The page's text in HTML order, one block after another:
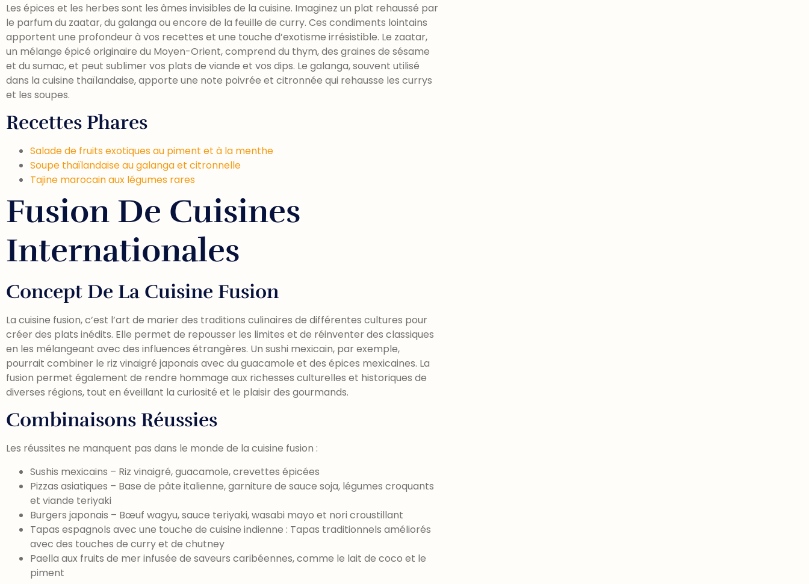
Les épices et les herbes sont les âmes invisibles de la cuisine. Imaginez un plat rehaussé par
le parfum du zaatar, du galanga ou encore de la feuille de curry. Ces condiments lointains
apportent une profondeur à vos recettes et une touche d’exotisme irrésistible. Le zaatar,
un mélange épicé originaire du Moyen-Orient, comprend du thym, des graines de sésame
et du sumac, et peut sublimer vos plats de viande et vos dips. Le galanga, souvent utilisé
dans la cuisine thaïlandaise, apporte une note poivrée et citronnée qui rehausse les currys
et les soupes.
Recettes Phares
Salade de fruits exotiques au piment et à la menthe
Soupe thaïlandaise au galanga et citronnelle
Tajine marocain aux légumes rares
Fusion De Cuisines
Internationales
Concept De La Cuisine Fusion
La cuisine fusion, c’est l’art de marier des traditions culinaires de différentes cultures pour
créer des plats inédits. Elle permet de repousser les limites et de réinventer des classiques
en les mélangeant avec des influences étrangères. Un sushi mexicain, par exemple,
pourrait combiner le riz vinaigré japonais avec du guacamole et des épices mexicaines. La
fusion permet également de rendre hommage aux richesses culturelles et historiques de
diverses régions, tout en éveillant la curiosité et le plaisir des gourmands.
Combinaisons Réussies
Les réussites ne manquent pas dans le monde de la cuisine fusion :
Sushis mexicains – Riz vinaigré, guacamole, crevettes épicées
Pizzas asiatiques – Base de pâte italienne, garniture de sauce soja, légumes croquants
et viande teriyaki
Burgers japonais – Bœuf wagyu, sauce teriyaki, wasabi mayo et nori croustillant
Tapas espagnols avec une touche de cuisine indienne : Tapas traditionnels améliorés
avec des touches de curry et de chutney
Paella aux fruits de mer infusée de saveurs caribéennes, comme le lait de coco et le
piment